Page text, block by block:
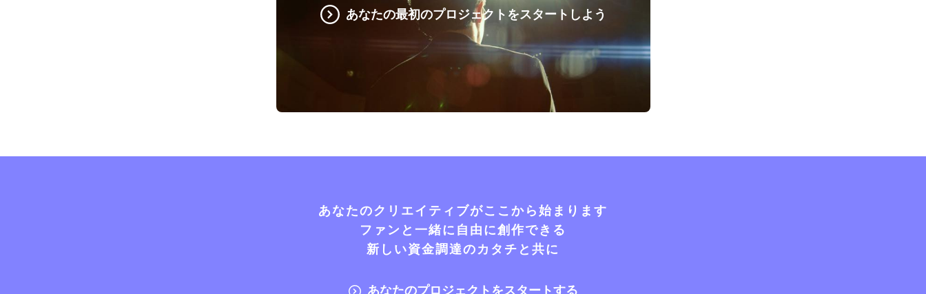
あなたの最初のプロジェクトをスタートしよう
あなたのクリエイティブがここから始まります
ファンと一緒に自由に創作できる
新しい資金調達のカタチと共に
あなたのプロジェクトをスタートする